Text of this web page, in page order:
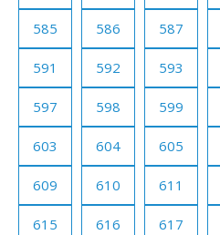
585 586 587
591 592 593
597 598 599
603 604 605
609 610 611
615 616 617